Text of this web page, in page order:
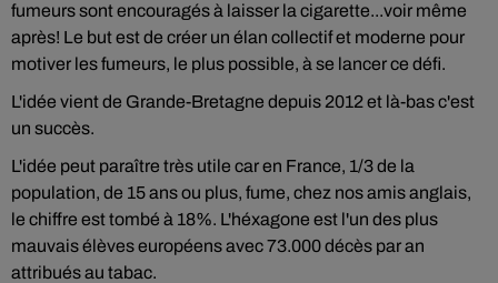
fumeurs sont encouragés à laisser la cigarette...voir même
après! Le but est de créer un élan collectif et moderne pour
motiver les fumeurs, le plus possible, à se lancer ce défi.
L'idée vient de Grande-Bretagne depuis 2012 et là-bas c'est
un succès.
L'idée peut paraître très utile car en France, 1/3 de la
population, de 15 ans ou plus, fume, chez nos amis anglais,
le chiffre est tombé à 18%. L'héxagone est l'un des plus
mauvais élèves européens avec 73.000 décès par an
attribués au tabac.